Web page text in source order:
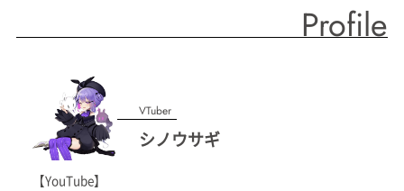
Profile
VTuber
シノウサギ
【YouTube】